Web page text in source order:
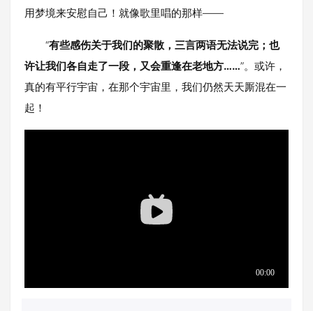
用梦境来安慰自己！就像歌里唱的那样——
“有些感伤关于我们的聚散，三言两语无法说完；也
许让我们各自走了一段，又会重逢在老地方……”。或许，
真的有平行宇宙，在那个宇宙里，我们仍然天天厮混在一
起！